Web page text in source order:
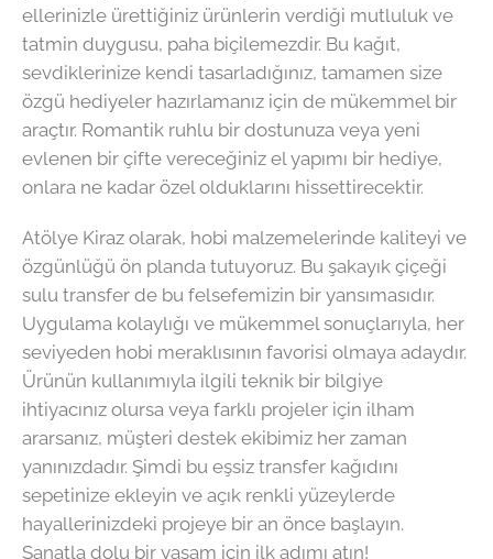
ellerinizle ürettiğiniz ürünlerin verdiği mutluluk ve
tatmin duygusu, paha biçilemezdir. Bu kağıt,
sevdiklerinize kendi tasarladığınız, tamamen size
özgü hediyeler hazırlamanız için de mükemmel bir
araçtır. Romantik ruhlu bir dostunuza veya yeni
evlenen bir çifte vereceğiniz el yapımı bir hediye,
onlara ne kadar özel olduklarını hissettirecektir.
Atölye Kiraz olarak, hobi malzemelerinde kaliteyi ve
özgünlüğü ön planda tutuyoruz. Bu şakayık çiçeği
sulu transfer de bu felsefemizin bir yansımasıdır.
Uygulama kolaylığı ve mükemmel sonuçlarıyla, her
seviyeden hobi meraklısının favorisi olmaya adaydır.
Ürünün kullanımıyla ilgili teknik bir bilgiye
ihtiyacınız olursa veya farklı projeler için ilham
ararsanız, müşteri destek ekibimiz her zaman
yanınızdadır. Şimdi bu eşsiz transfer kağıdını
sepetinize ekleyin ve açık renkli yüzeylerde
hayallerinizdeki projeye bir an önce başlayın.
Sanatla dolu bir yaşam için ilk adımı atın!